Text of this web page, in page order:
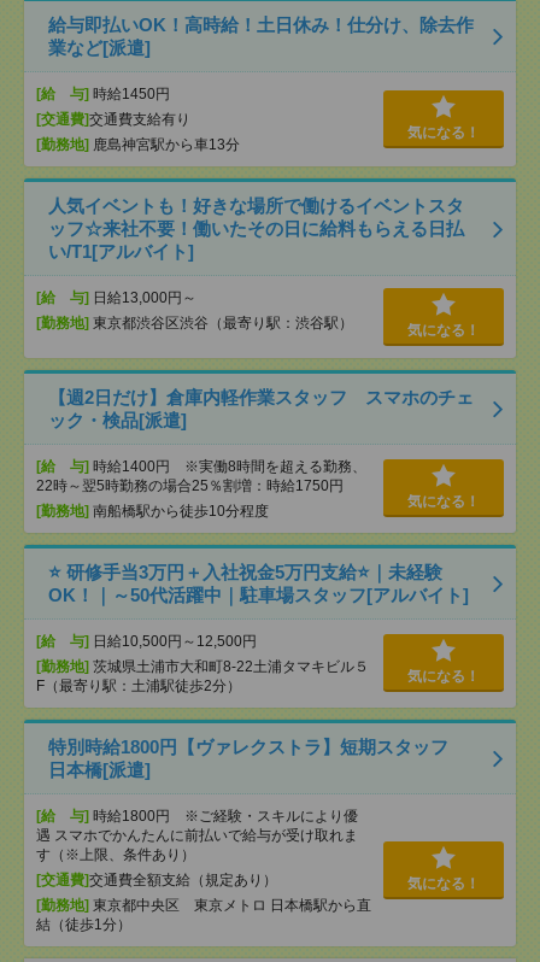
給与即払いOK！高時給！土日休み！仕分け、除去作
業など[派遣]
[給 与] 時給1450円
[交通費]交通費支給有り
[勤務地] 鹿島神宮駅から車13分
気になる！
人気イベントも！好きな場所で働けるイベントスタ
ッフ☆来社不要！働いたその日に給料もらえる日払
い/T1[アルバイト]
[給 与] 日給13,000円～
[勤務地] 東京都渋谷区渋谷（最寄り駅：渋谷駅） 気になる！
【週2日だけ】倉庫内軽作業スタッフ スマホのチェ
ック・検品[派遣]
[給 与] 時給1400円 ※実働8時間を超える勤務、
22時～翌5時勤務の場合25％割増：時給1750円
[勤務地] 南船橋駅から徒歩10分程度
気になる！
⭐ 研修手当3万円＋入社祝金5万円支給⭐｜未経験
OK！｜～50代活躍中｜駐車場スタッフ[アルバイト]
[給 与] 日給10,500円～12,500円
[勤務地] 茨城県土浦市大和町8-22土浦タマキビル５
F（最寄り駅：土浦駅徒歩2分）
気になる！
特別時給1800円【ヴァレクストラ】短期スタッフ
日本橋[派遣]
[給 与] 時給1800円 ※ご経験・スキルにより優
遇 スマホでかんたんに前払いで給与が受け取れま
す（※上限、条件あり）
[交通費]交通費全額支給（規定あり）
[勤務地] 東京都中央区 東京メトロ 日本橋駅から直
結（徒歩1分）
気になる！